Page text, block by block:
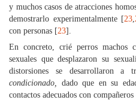
y muchos casos de atracciones
demostrarlo experimentalmente [23,
con personas [23].
En concreto, crié perros machos
sexuales que desplazaron su
distorsiones se desarrollaron a
condicionado, dado que en su
contactos adecuados con